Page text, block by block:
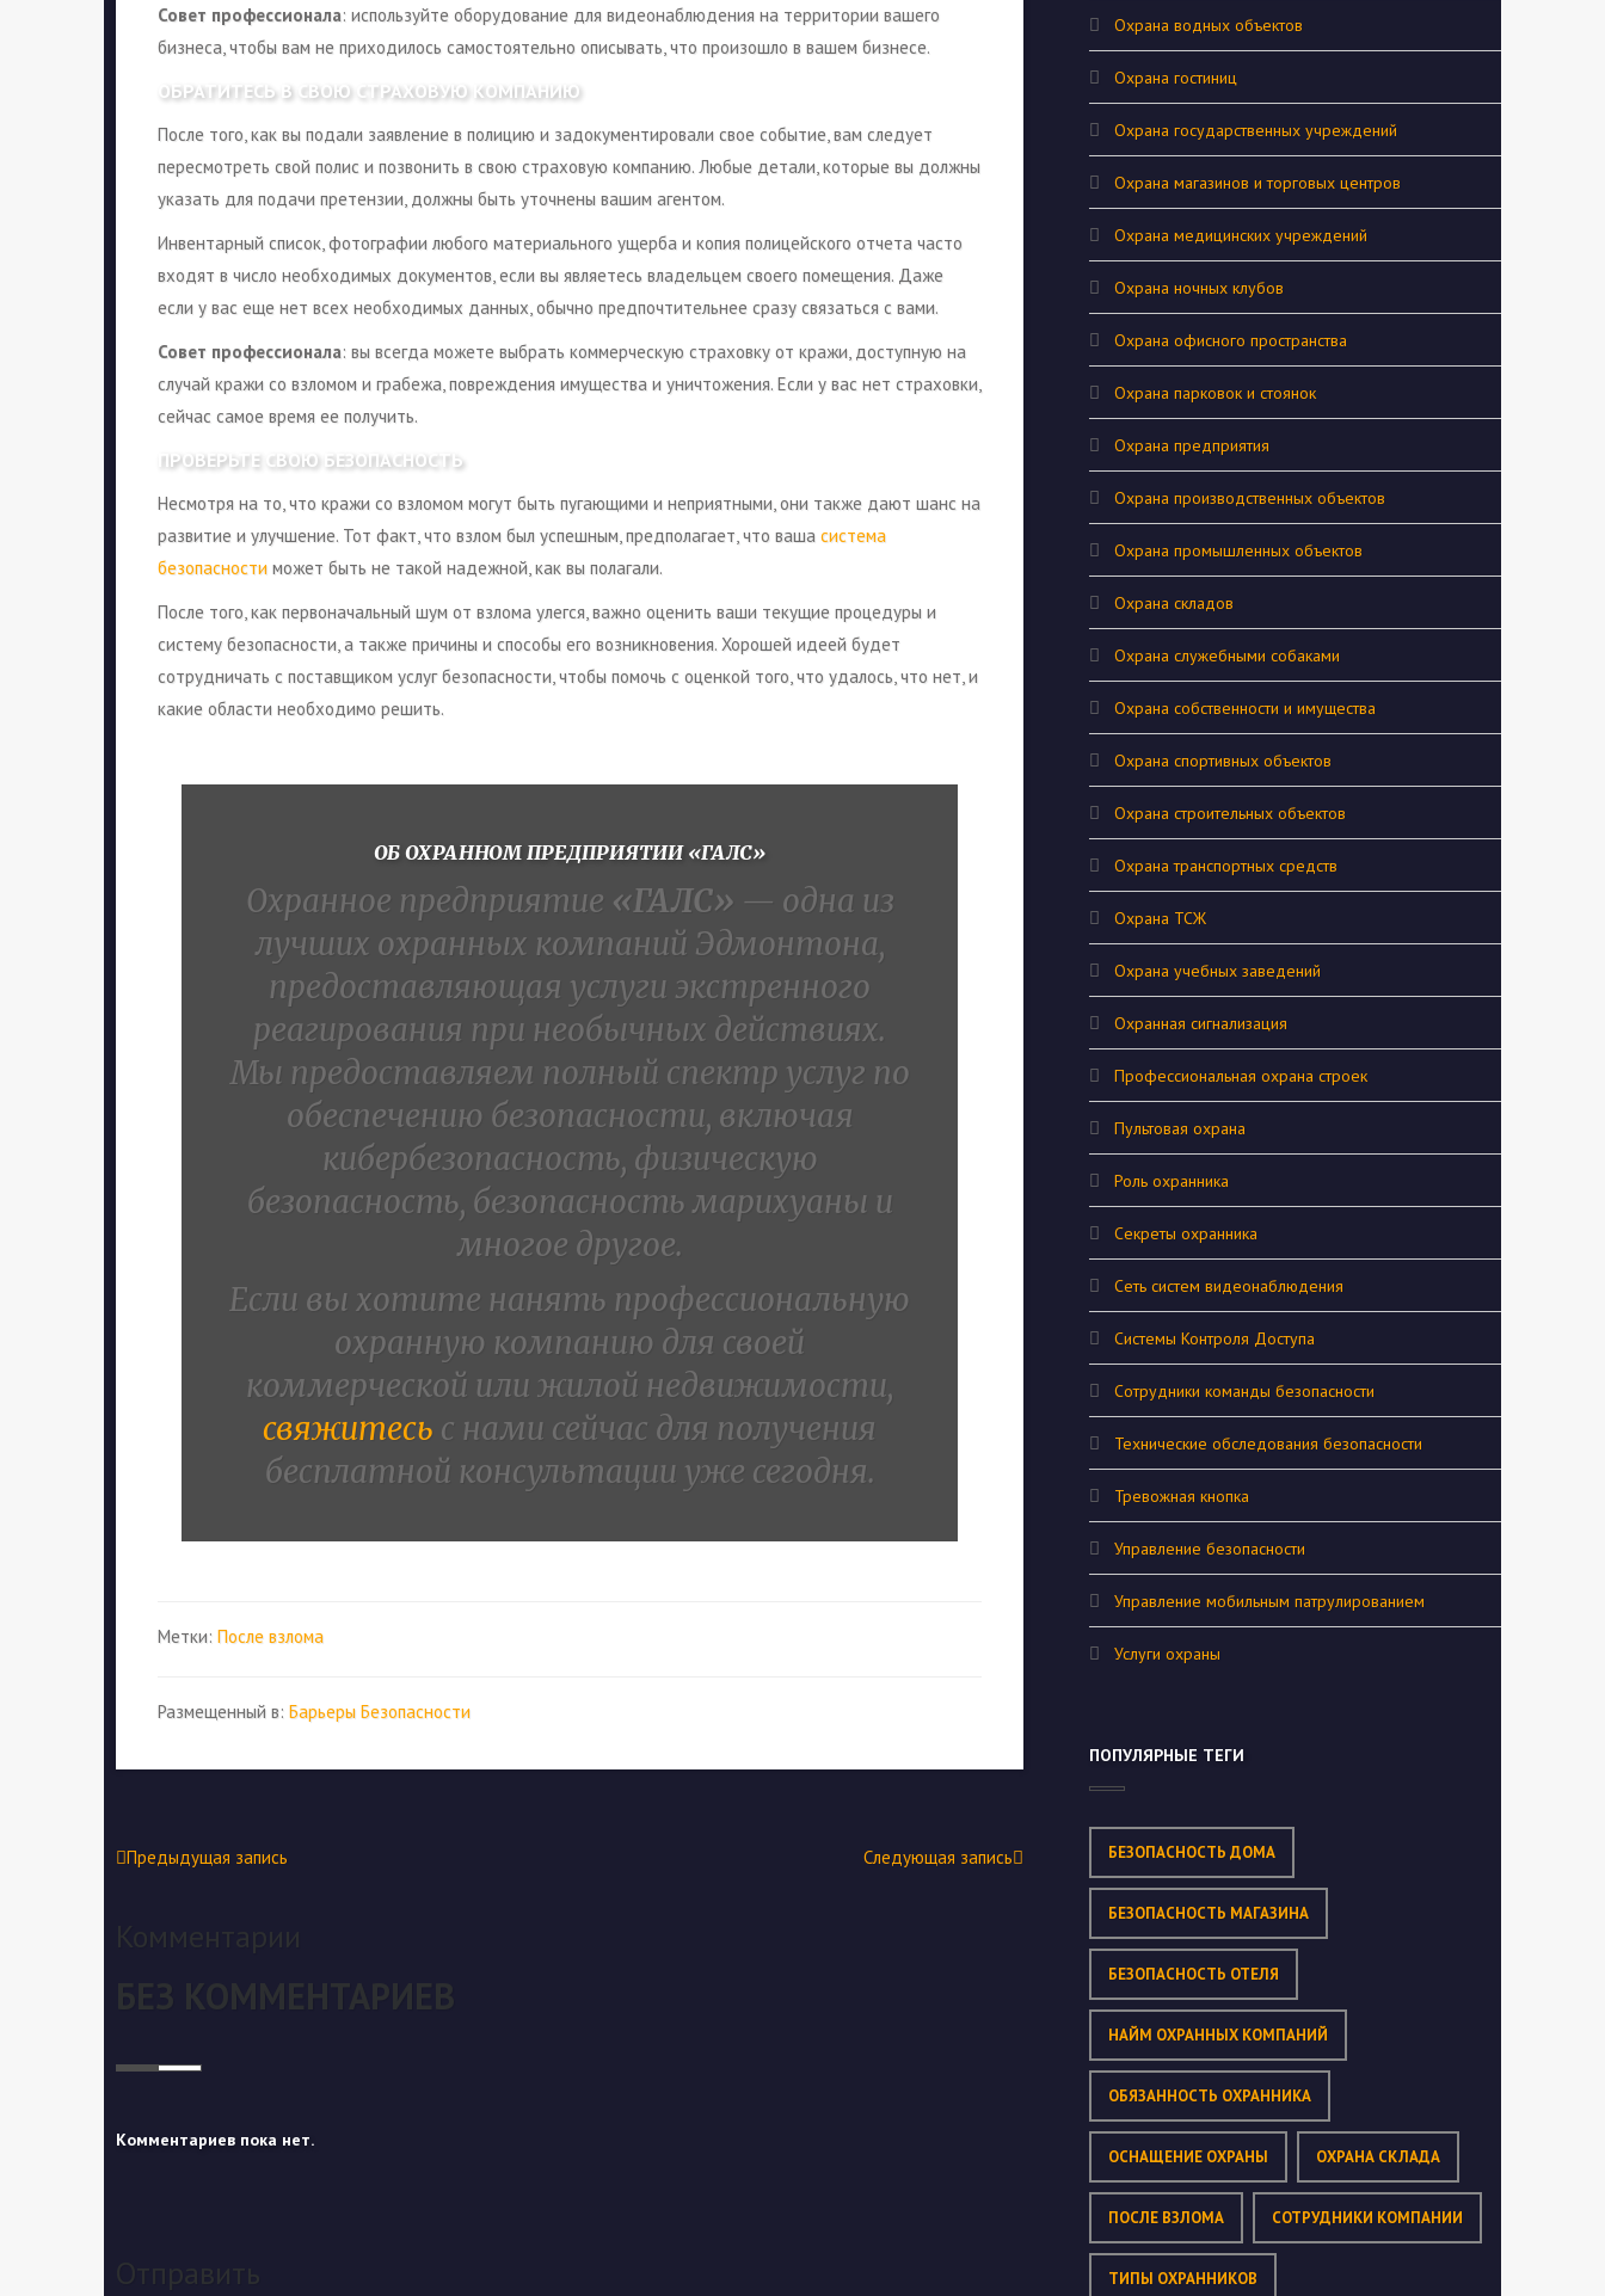
Совет профессионала: используйте оборудование для видеонаблюдения на территории вашего
бизнеса, чтобы вам не приходилось самостоятельно описывать, что произошло в вашем бизнесе.
ОБРАТИТЕСЬ В СВОЮ СТРАХОВУЮ КОМПАНИЮ
После того, как вы подали заявление в полицию и задокументировали свое событие, вам следует
пересмотреть свой полис и позвонить в свою страховую компанию. Любые детали, которые вы должны
указать для подачи претензии, должны быть уточнены вашим агентом.
Инвентарный список, фотографии любого материального ущерба и копия полицейского отчета часто
входят в число необходимых документов, если вы являетесь владельцем своего помещения. Даже
если у вас еще нет всех необходимых данных, обычно предпочтительнее сразу связаться с вами.
Совет профессионала: вы всегда можете выбрать коммерческую страховку от кражи, доступную на
случай кражи со взломом и грабежа, повреждения имущества и уничтожения. Если у вас нет страховки,
сейчас самое время ее получить.
ПРОВЕРЬТЕ СВОЮ БЕЗОПАСНОСТЬ
Несмотря на то, что кражи со взломом могут быть пугающими и неприятными, они также дают шанс на
развитие и улучшение. Тот факт, что взлом был успешным, предполагает, что ваша система
безопасности может быть не такой надежной, как вы полагали.
После того, как первоначальный шум от взлома улегся, важно оценить ваши текущие процедуры и
систему безопасности, а также причины и способы его возникновения. Хорошей идеей будет
сотрудничать с поставщиком услуг безопасности, чтобы помочь с оценкой того, что удалось, что нет, и
какие области необходимо решить.
ОБ ОХРАННОМ ПРЕДПРИЯТИИ «ГАЛС»
Охранное предприятие «ГАЛС» — одна из
лучших охранных компаний Эдмонтона,
предоставляющая услуги экстренного
реагирования при необычных действиях.
Мы предоставляем полный спектр услуг по
обеспечению безопасности, включая
кибербезопасность, физическую
безопасность, безопасность марихуаны и
многое другое.
Если вы хотите нанять профессиональную
охранную компанию для своей
коммерческой или жилой недвижимости,
свяжитесь с нами сейчас для получения
бесплатной консультации уже сегодня.
Метки: После взлома
Размещенный в: Барьеры Безопасности
Предыдущая запись Следующая запись
Комментарии
БЕЗ КОММЕНТАРИЕВ
Комментариев пока нет.
Отправить
Охрана водных объектов
Охрана гостиниц
Охрана государственных учреждений
Охрана магазинов и торговых центров
Охрана медицинских учреждений
Охрана ночных клубов
Охрана офисного пространства
Охрана парковок и стоянок
Охрана предприятия
Охрана производственных объектов
Охрана промышленных объектов
Охрана складов
Охрана служебными собаками
Охрана собственности и имущества
Охрана спортивных объектов
Охрана строительных объектов
Охрана транспортных средств
Охрана ТСЖ
Охрана учебных заведений
Охранная сигнализация
Профессиональная охрана строек
Пультовая охрана
Роль охранника
Секреты охранника
Сеть систем видеонаблюдения
Системы Контроля Доступа
Сотрудники команды безопасности
Технические обследования безопасности
Тревожная кнопка
Управление безопасности
Управление мобильным патрулированием
Услуги охраны
ПОПУЛЯРНЫЕ ТЕГИ
БЕЗОПАСНОСТЬ ДОМА
БЕЗОПАСНОСТЬ МАГАЗИНА
БЕЗОПАСНОСТЬ ОТЕЛЯ
НАЙМ ОХРАННЫХ КОМПАНИЙ
ОБЯЗАННОСТЬ ОХРАННИКА
ОСНАЩЕНИЕ ОХРАНЫ ОХРАНА СКЛАДА
ПОСЛЕ ВЗЛОМА СОТРУДНИКИ КОМПАНИИ
ТИПЫ ОХРАННИКОВ